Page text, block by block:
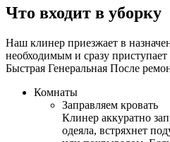
Что входит в уборку
Наш клинер приезжает в
необходимым и сразу приступает
Быстрая Генеральная После
Комнаты
Заправляем кровать
Клинер аккуратно
одеяла, встряхнет